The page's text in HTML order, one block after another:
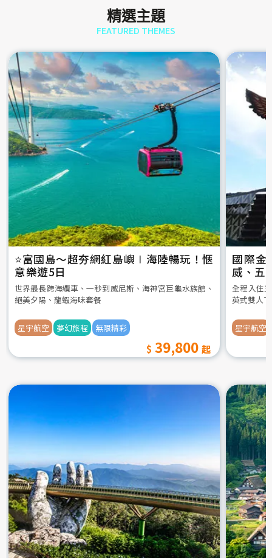
精選主題
FEATURED THEMES
⭐️富國島～超夯網紅島嶼∣海陸暢玩！愜
意樂遊5日
世界最長跨海纜車、一秒到威尼斯、海神宮巨龜水族館、
絕美夕陽、龍蝦海味套餐
星宇航空 夢幻旅程 無限精彩
39,800
國際金
威、五
全程入住
英式雙人
星宇航空